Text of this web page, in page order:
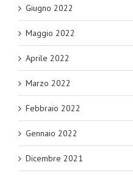
Giugno 2022
Maggio 2022
Aprile 2022
Marzo 2022
Febbraio 2022
Gennaio 2022
Dicembre 2021